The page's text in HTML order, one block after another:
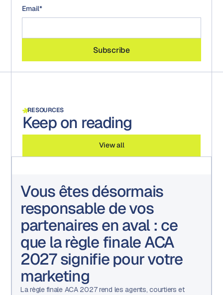
Email*
RESOURCES
Keep on reading
View all
Vous êtes désormais
responsable de vos
partenaires en aval : ce
que la règle finale ACA
2027 signifie pour votre
marketing
La règle finale ACA 2027 rend les agents, courtiers et